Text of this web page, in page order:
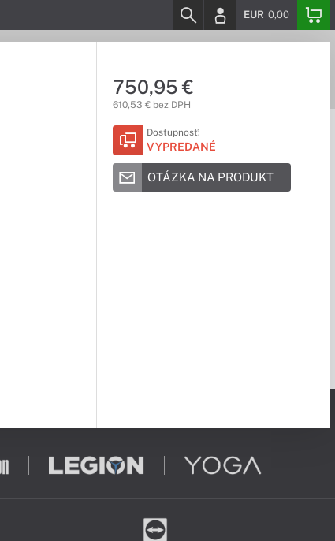
EUR 0,00
750,95 €
610,53 € bez DPH
Dostupnosť:
VYPREDANÉ
OTÁZKA NA PRODUKT